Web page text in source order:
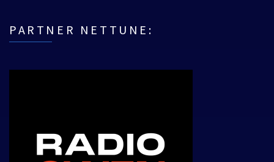
PARTNER NETTUNE: